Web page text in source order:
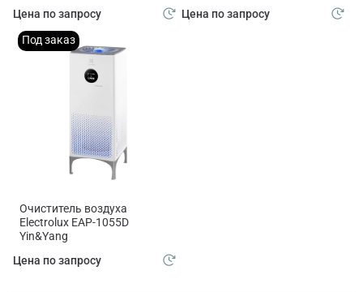
Цена по запросу
Цена по запросу
Под заказ
Очиститель воздуха
Electrolux EAP-1055D
Yin&Yang
Цена по запросу